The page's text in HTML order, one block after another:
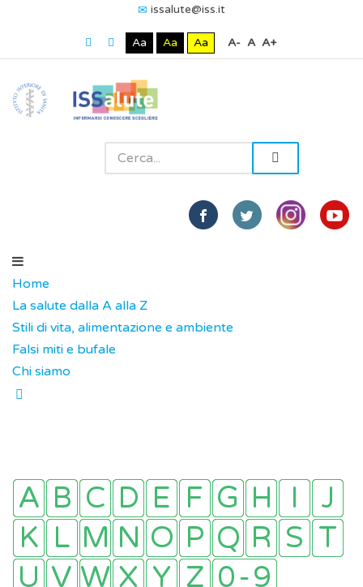
issalute@iss.it
Aa Aa Aa A- A A+
Home
La salute dalla A alla Z
Stili di vita, alimentazione e ambiente
Falsi miti e bufale
Chi siamo